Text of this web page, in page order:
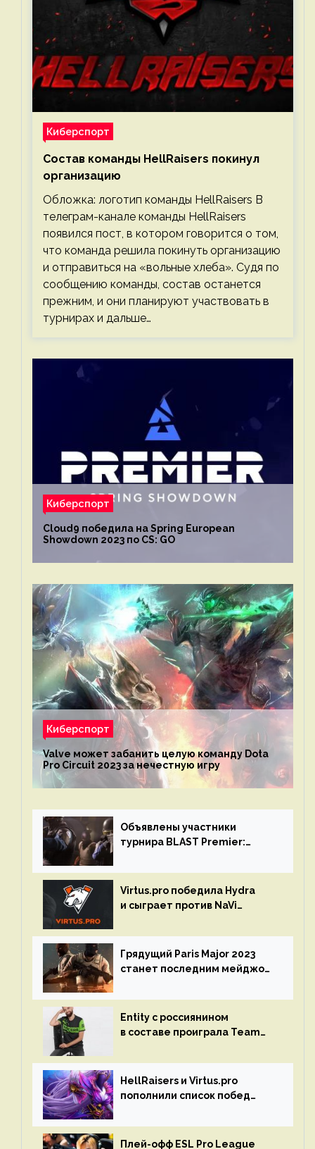
Киберспорт
Состав команды HellRaisers покинул
организацию
Обложка: логотип команды HellRaisers В
телеграм-канале команды HellRaisers
появился пост, в котором говорится о том,
что команда решила покинуть организацию
и отправиться на «вольные хлеба». Судя по
сообщению команды, состав останется
прежним, и они планируют участвовать в
турнирах и дальше…
Киберспорт
Cloud9 победила на Spring European
Showdown 2023 по CS: GO
Киберспорт
Valve может забанить целую команду Dota
Pro Circuit 2023 за нечестную игру
Объявлены участники
турнира BLAST Premier:
Virtus.pro победила Hydra
и сыграет против NaVi
Грядущий Paris Major 2023
станет последним мейджор-
Entity с россиянином
в составе проиграла Team
HellRaisers и Virtus.pro
пополнили список побед
Плей-офф ESL Pro League